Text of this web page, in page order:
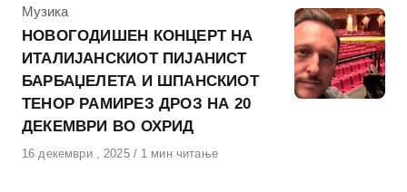
КАтегорија
Музика
НОВОГОДИШЕН КОНЦЕРТ НА
ИТАЛИЈАНСКИОТ ПИЈАНИСТ
БАРБАЏЕЛЕТА И ШПАНСКИОТ
ТЕНОР РАМИРЕЗ ДРОЗ НА 20
ДЕКЕМВРИ ВО ОХРИД
Објавено
16 декември , 2025 1 мин читање